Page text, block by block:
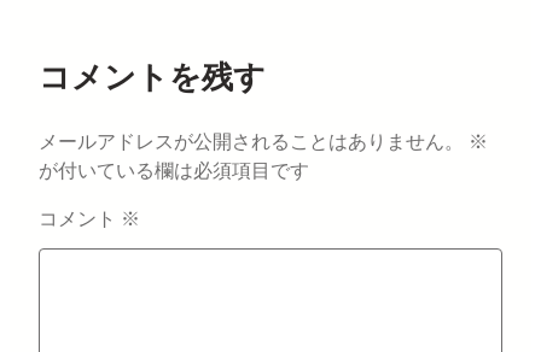
コメントを残す
メールアドレスが公開されることはありません。
※
が付いている欄は必須項目です
コメント ※